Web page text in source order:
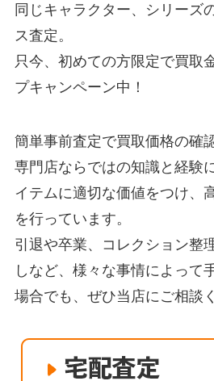
同じキャラクター、シリーズ
ス査定。
只今、初めての方限定で買取
プキャンペーン中！
簡単事前査定で買取価格の確
専門店ならではの知識と経験
イテムに適切な価値をつけ、
を行っています。
引退や卒業、コレクション整
しなど、様々な事情によって
場合でも、ぜひ当店にご相談